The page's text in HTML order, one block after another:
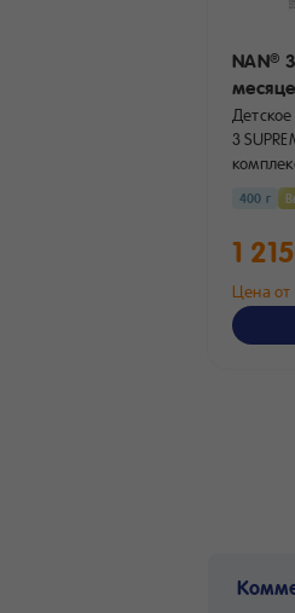
NAN®
3
детей c
400 г
1
Цена от